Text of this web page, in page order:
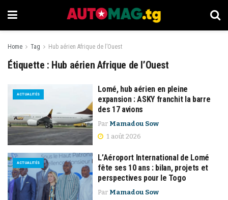
Home Tag Hub aérien Afrique de l’Ouest
Étiquette : Hub aérien Afrique de l’Ouest
ACTUALITÉS
Lomé, hub aérien en pleine
expansion : ASKY franchit la barre
des 17 avions
Par Mamadou Sow
1 août 2026
ACTUALITÉS
L’Aéroport International de Lomé
fête ses 10 ans : bilan, projets et
perspectives pour le Togo
Par Mamadou Sow